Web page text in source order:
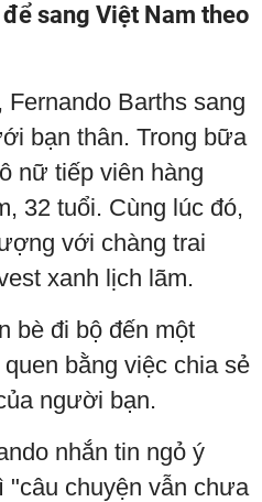
sang Việt Nam theo
Barths sang
bạn thân. Trong bữa
nữ tiếp viên hàng
32 tuổi. Cùng lúc đó,
với chàng trai
xanh lịch lãm.
bè đi bộ đến một
bằng việc chia sẻ
người bạn.
nhắn tin ngỏ ý
"câu chuyện vẫn chưa